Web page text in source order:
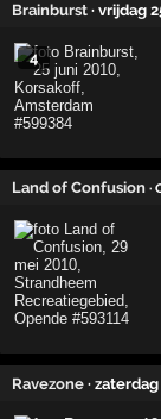
Brainburst · vrijdag
4
Land of Confusion ·
Ravezone ·